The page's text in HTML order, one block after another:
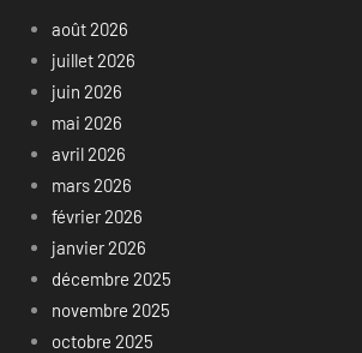
août 2026
juillet 2026
juin 2026
mai 2026
avril 2026
mars 2026
février 2026
janvier 2026
décembre 2025
novembre 2025
octobre 2025